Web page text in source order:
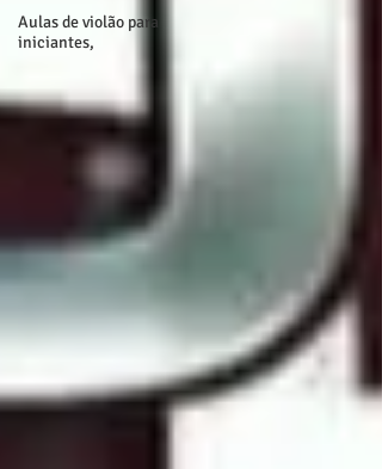
Aulas de violão para
iniciantes,